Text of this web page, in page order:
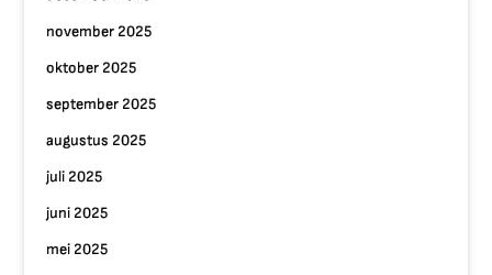
november 2025
oktober 2025
september 2025
augustus 2025
juli 2025
juni 2025
mei 2025